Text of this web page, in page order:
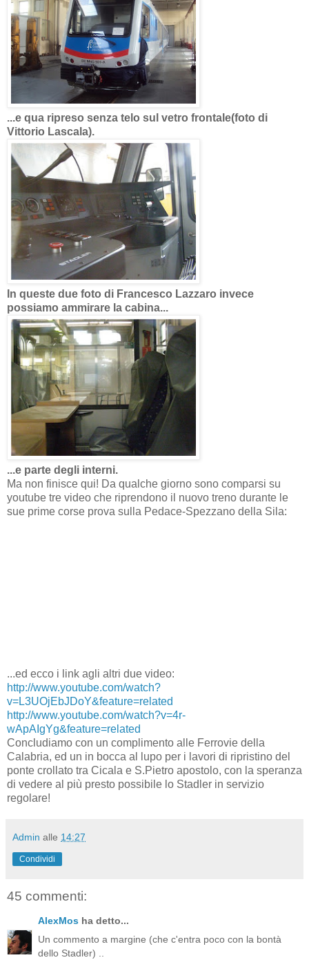
...e qua ripreso senza telo sul vetro frontale(foto di
Vittorio Lascala).
In queste due foto di Francesco Lazzaro invece
possiamo ammirare la cabina...
...e parte degli interni.
Ma non finisce qui! Da qualche giorno sono comparsi su
youtube tre video che riprendono il nuovo treno durante le
sue prime corse prova sulla Pedace-Spezzano della Sila:
...ed ecco i link agli altri due video:
http://www.youtube.com/watch?
v=L3UOjEbJDoY&feature=related
http://www.youtube.com/watch?v=4r-
wApAIgYg&feature=related
Concludiamo con un complimento alle Ferrovie della
Calabria, ed un in bocca al lupo per i lavori di ripristino del
ponte crollato tra Cicala e S.Pietro apostolo, con la speranza
di vedere al più presto possibile lo Stadler in servizio
regolare!
Admin alle 14:27
Condividi
45 commenti:
AlexMos ha detto...
Un commento a margine (che c'entra poco con la bontà
dello Stadler) ..